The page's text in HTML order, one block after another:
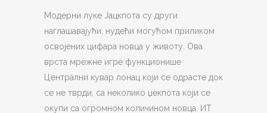
Модерни луке Јацкпота су други
наглашавајући, нудећи могућом приликом
освојених цифара новца у животу. Ова
врста мрежне игре функционише
Централни кувар лонац који се одрасте док
се не тврди, са неколико џекпота који се
окупи са огромном количином новца. ИТ